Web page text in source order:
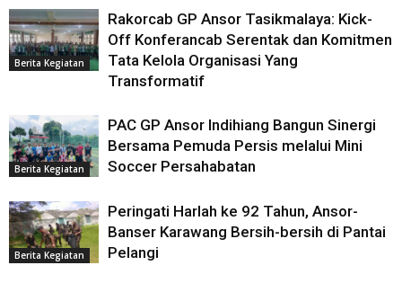
Berita Kegiatan
Rakorcab GP Ansor Tasikmalaya: Kick-
Off Konferancab Serentak dan Komitmen
Tata Kelola Organisasi Yang
Transformatif
Berita Kegiatan
PAC GP Ansor Indihiang Bangun Sinergi
Bersama Pemuda Persis melalui Mini
Soccer Persahabatan
Berita Kegiatan
Peringati Harlah ke 92 Tahun, Ansor-
Banser Karawang Bersih-bersih di Pantai
Pelangi